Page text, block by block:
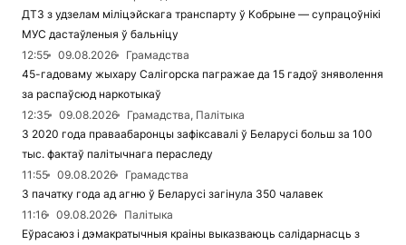
ДТЗ з удзелам міліцэйскага транспарту ў Кобрыне — супрацоўнікі
МУС дастаўленыя ў бальніцу
12:55
09.08.2026
Грамадства
45-гадоваму жыхару Салігорска пагражае да 15 гадоў зняволення
за распаўсюд наркотыкаў
12:35
09.08.2026
Грамадства, Палітыка
З 2020 года праваабаронцы зафіксавалі ў Беларусі больш за 100
тыс. фактаў палітычнага пераследу
11:55
09.08.2026
Грамадства
З пачатку года ад агню ў Беларусі загінула 350 чалавек
11:16
09.08.2026
Палітыка
Еўрасаюз і дэмакратычныя краіны выказваюць салідарнасць з